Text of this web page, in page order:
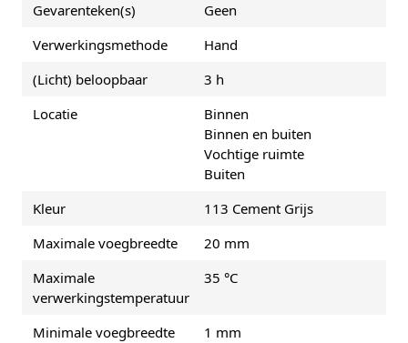
Gevarenteken(s)
Geen
Verwerkingsmethode
Hand
(Licht) beloopbaar
3 h
Locatie
Binnen
Binnen en buiten
Vochtige ruimte
Buiten
Kleur
113 Cement Grijs
Maximale voegbreedte
20 mm
Maximale
verwerkingstemperatuur
35 °C
Minimale voegbreedte
1 mm